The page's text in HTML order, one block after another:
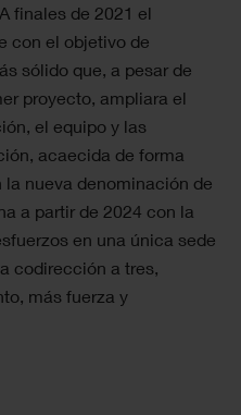
finales de 2021 el
con el objetivo de
sólido que, a pesar de
proyecto, ampliara el
el equipo y las
acaecida de forma
nueva denominación de
a partir de 2024 con la
en una única sede
codirección a tres,
más fuerza y